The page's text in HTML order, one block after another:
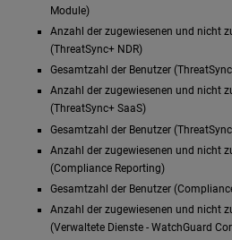
Module)
Anzahl der zugewiesenen und nicht
(ThreatSync+ NDR)
Gesamtzahl der Benutzer
Anzahl der zugewiesenen und nicht
(ThreatSync+ SaaS)
Gesamtzahl der Benutzer
Anzahl der zugewiesenen und nicht
(Compliance Reporting)
Gesamtzahl der Benutzer
Anzahl der zugewiesenen und nicht
(Verwaltete Dienste - WatchGuard